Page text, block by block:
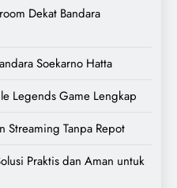
Dekat Bandara
Soekarno Hatta
Legends Game Lengkap
Streaming Tanpa Repot
Praktis dan Aman untuk